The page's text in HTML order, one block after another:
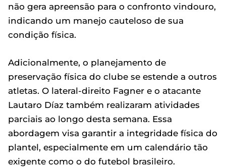
não gera apreensão para o confronto vindouro,
indicando um manejo cauteloso de sua
condição física.
Adicionalmente, o planejamento de
preservação física do clube se estende a outros
atletas. O lateral-direito Fagner e o atacante
Lautaro Díaz também realizaram atividades
parciais ao longo desta semana. Essa
abordagem visa garantir a integridade física do
plantel, especialmente em um calendário tão
exigente como o do futebol brasileiro.